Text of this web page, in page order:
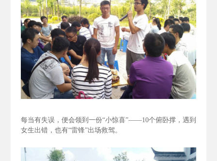
每当有失误，便会领到一份“小惊喜”——10个俯卧撑，遇到
女生出错，也有“雷锋”出场救驾。